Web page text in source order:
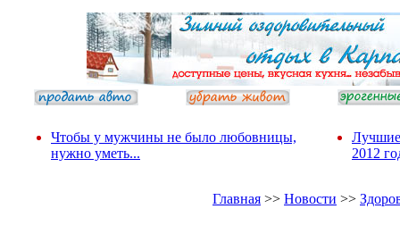
Чтобы у мужчины не было любовницы,
нужно уметь...
Лучшие
2012
Главная >> Новости >>